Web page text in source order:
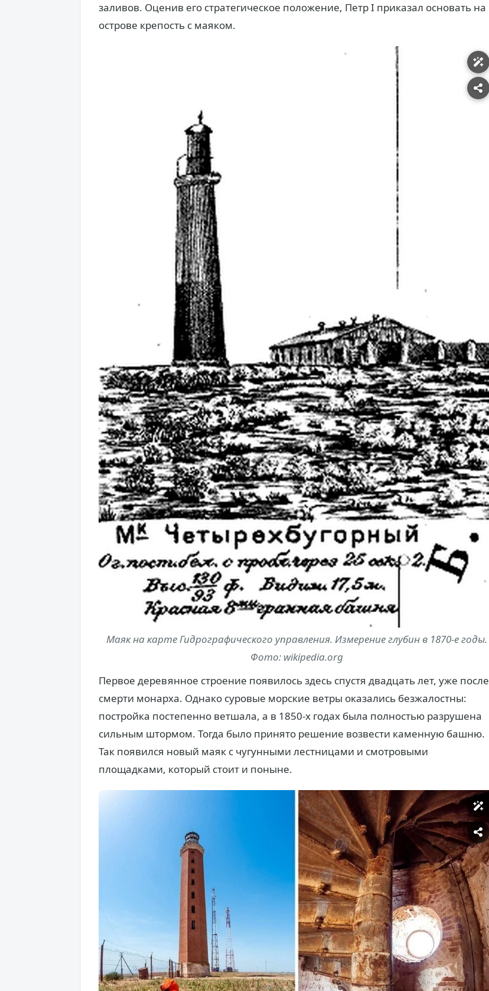
заливов. Оценив его стратегическое положение, Петр I приказал основать на
острове крепость с маяком.
Маяк на карте Гидрографического управления. Измерение глубин в 1870-е годы.
Фото: wikipedia.org
Первое деревянное строение появилось здесь спустя двадцать лет, уже после
смерти монарха. Однако суровые морские ветры оказались безжалостны:
постройка постепенно ветшала, а в 1850-х годах была полностью разрушена
сильным штормом. Тогда было принято решение возвести каменную башню.
Так появился новый маяк с чугунными лестницами и смотровыми
площадками, который стоит и поныне.